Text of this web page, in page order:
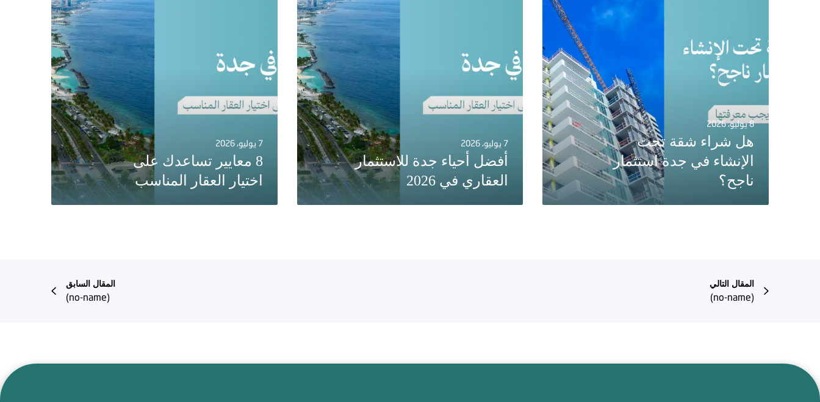
8 يوليو، 2026
هل شراء شقة تحت
الإنشاء في جدة استثمار
ناجح؟
7 يوليو، 2026
أفضل أحياء جدة للاستثمار
العقاري في 2026
7 يوليو، 2026
8 معايير تساعدك على
اختيار العقار المناسب
المقال السابق
(no-name)
المقال التالي
(no-name)